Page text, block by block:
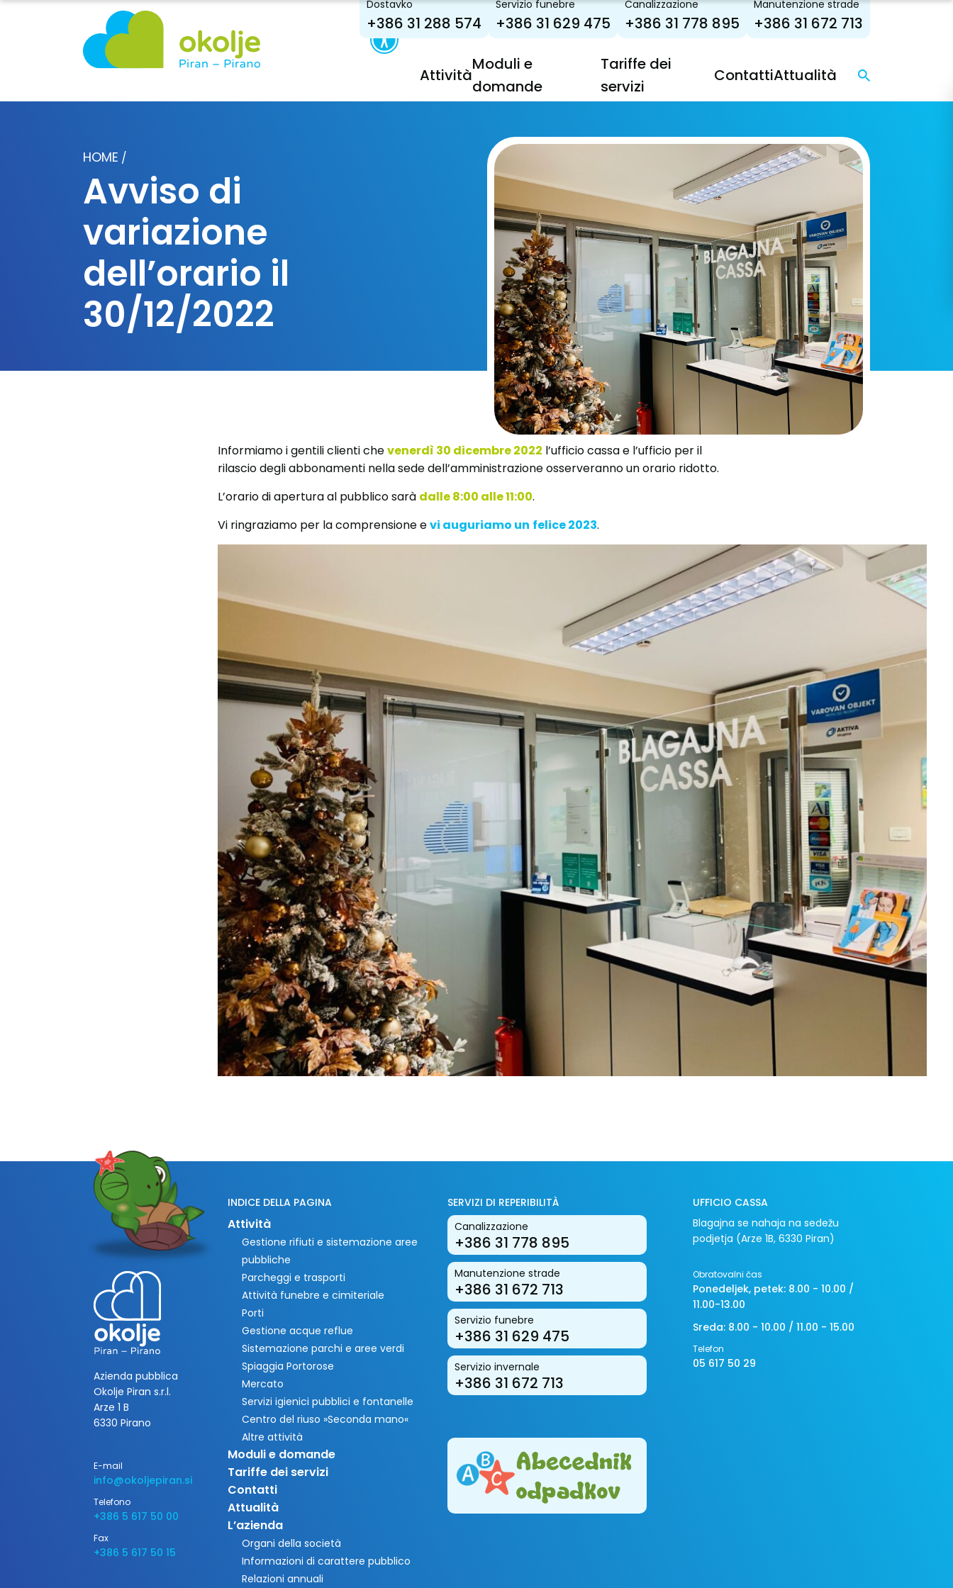
Dostavko
+386 31 288 574
Servizio funebre
+386 31 629 475
Canalizzazione
+386 31 778 895
Manutenzione strade
+386 31 672 713
Attività
Moduli e
domande
Tariffe dei
servizi
ContattiAttualità
HOME /
Avviso di
variazione
dell’orario il
30/12/2022
Informiamo i gentili clienti chevenerdì 30 dicembre 2022 l’ufficio cassa e l’ufficio per il
rilascio degli abbonamenti nella sede dell’amministrazione osserveranno un orario ridotto.
L’orario di apertura al pubblico sarà dalle 8:00 alle 11:00.
Vi ringraziamo per la comprensione evi auguriamo un felice 2023.
Azienda pubblica
Okolje Piran s.r.l.
Arze 1 B
6330 Pirano
E-mail
info@okoljepiran.si
Telefono
+386 5 617 50 00
Fax
+386 5 617 50 15
INDICE DELLA PAGINA
Attività
Gestione rifiuti e sistemazione aree
pubbliche
Parcheggi e trasporti
Attività funebre e cimiteriale
Porti
Gestione acque reflue
Sistemazione parchi e aree verdi
Spiaggia Portorose
Mercato
Servizi igienici pubblici e fontanelle
Centro del riuso »Seconda mano«
Altre attività
Moduli e domande
Tariffe dei servizi
Contatti
Attualità
L’azienda
Organi della società
Informazioni di carattere pubblico
Relazioni annuali
SERVIZI DI REPERIBILITÀ
Canalizzazione
+386 31 778 895
Manutenzione strade
+386 31 672 713
Servizio funebre
+386 31 629 475
Servizio invernale
+386 31 672 713
UFFICIO CASSA
Blagajna se nahaja na sedežu
podjetja (Arze 1B, 6330 Piran)
Obratovalni čas
Ponedeljek, petek: 8.00 - 10.00 /
11.00-13.00
Sreda: 8.00 - 10.00 / 11.00 - 15.00
Telefon
05 617 50 29